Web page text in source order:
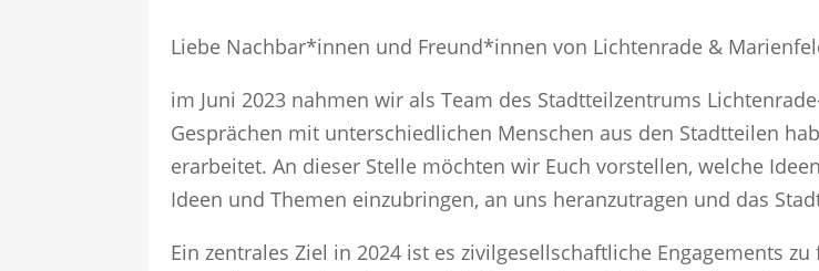
Liebe Nachbar*innen und Freund*innen von Lichtenrade &
im Juni 2023 nahmen wir als Team des Stadtteilzentrums
Gesprächen mit unterschiedlichen Menschen aus den Stadtteilen
erarbeitet. An dieser Stelle möchten wir Euch vorstellen, welche
Ideen und Themen einzubringen, an uns heranzutragen und das
Ein zentrales Ziel in 2024 ist es zivilgesellschaftliche Engagements